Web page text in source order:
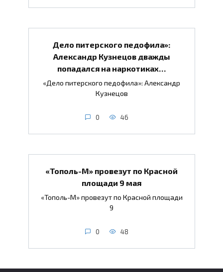
Дело питерского педофила»:
Александр Кузнецов дважды
попадался на наркотиках…
«Дело питерского педофила»: Александр
Кузнецов
0 46
«Тополь-М» провезут по Красной
площади 9 мая
«Тополь-М» провезут по Красной площади
9
0 48